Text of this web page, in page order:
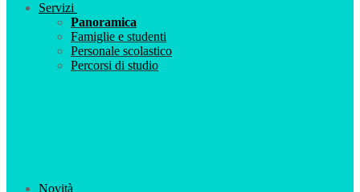
Servizi
Panoramica
Famiglie e studenti
Personale scolastico
Percorsi di studio
Novità